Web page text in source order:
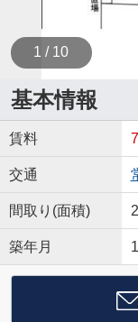
1 / 10
基本情報
賃料
交通
間取り(面積)
築年月